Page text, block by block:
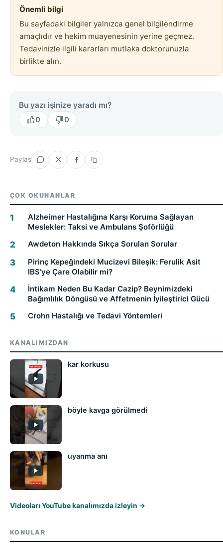
Önemli bilgi
Bu sayfadaki bilgiler yalnızca genel bilgilendirme
amaçlıdır ve hekim muayenesinin yerine geçmez.
Tedavinizle ilgili kararları mutlaka doktorunuzla
birlikte alın.
Bu yazı işinize yaradı mı?
0 0
Paylaş
ÇOK OKUNANLAR
Alzheimer Hastalığına Karşı Koruma Sağlayan
Meslekler: Taksi ve Ambulans Şoförlüğü
Awdeton Hakkında Sıkça Sorulan Sorular
Pirinç Kepeğindeki Mucizevi Bileşik: Ferulik Asit
IBS’ye Çare Olabilir mi?
İntikam Neden Bu Kadar Cazip? Beynimizdeki
Bağımlılık Döngüsü ve Affetmenin İyileştirici Gücü
Crohn Hastalığı ve Tedavi Yöntemleri
KANALIMIZDAN
kar korkusu
böyle kavga görülmedi
uyanma anı
Videoları YouTube kanalımızda izleyin →
KONULAR